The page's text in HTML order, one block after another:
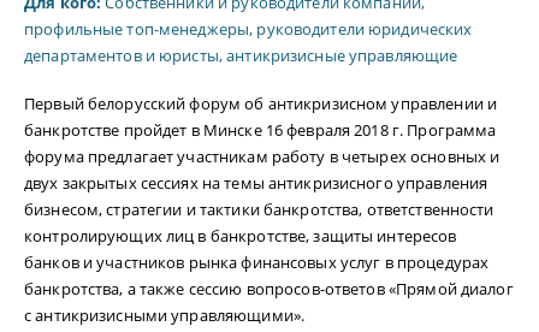
профильные топ-менеджеры, руководители юридических
департаментов и юристы, антикризисные управляющие
Первый белорусский форум об антикризисном управлении и
банкротстве пройдет в Минске 16 февраля 2018 г. Программа
форума предлагает участникам работу в четырех основных и
двух закрытых сессиях на темы антикризисного управления
бизнесом, стратегии и тактики банкротства, ответственности
контролирующих лиц в банкротстве, защиты интересов
банков и участников рынка финансовых услуг в процедурах
банкротства, а также сессию вопросов-ответов «Прямой диалог
с антикризисными управляющими».